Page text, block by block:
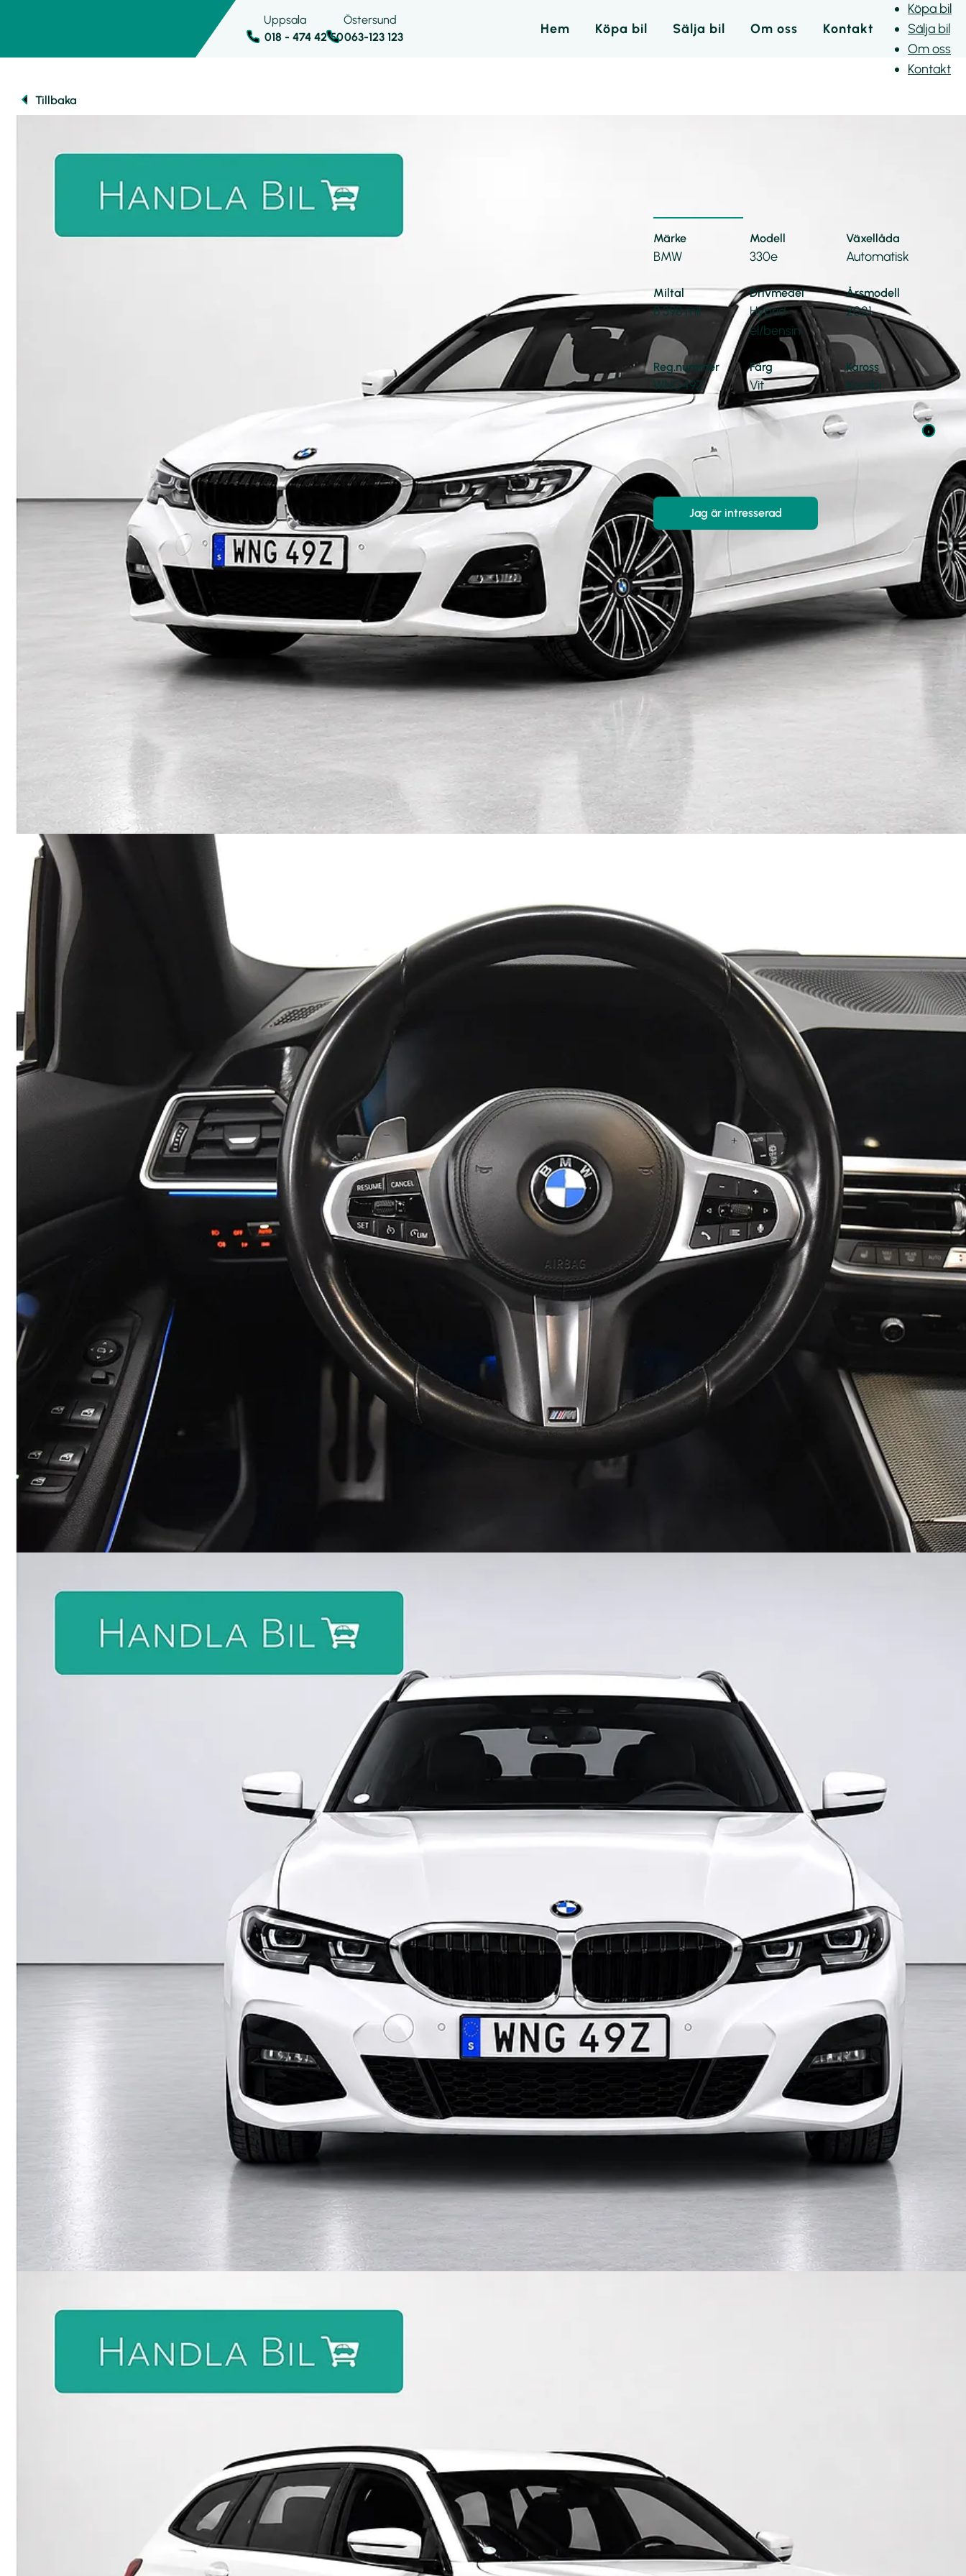
Uppsala
018 - 474 42 50
Östersund
063-123 123
Hem Köpa bil Sälja bil Om oss Kontakt
Köpa bil
Sälja bil
Om oss
Kontakt
Tillbaka
Märke
BMW
Modell
330e
Växellåda
Automatisk
Miltal
8 398 mil
Drivmedel
Hybrid
el/bensin
Årsmodell
2021
Reg.nummer
WNG49Z
Färg
Vit
Kaross
Kombi
289 900 kr
Hemleverans i hela Sverige
Jag är intresserad